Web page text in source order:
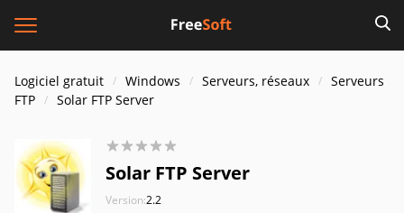
Logiciel gratuit Windows Serveurs, réseaux
Serveurs
FTP
Solar FTP Server
Solar FTP Server
Version:2.2